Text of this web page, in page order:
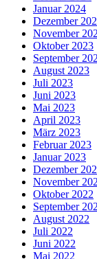
Januar 2024
Dezember
November
Oktober 2023
September
August 2023
Juli 2023
Juni 2023
Mai 2023
April 2023
März 2023
Februar 2023
Januar 2023
Dezember
November
Oktober 2022
September
August 2022
Juli 2022
Juni 2022
Mai 2022